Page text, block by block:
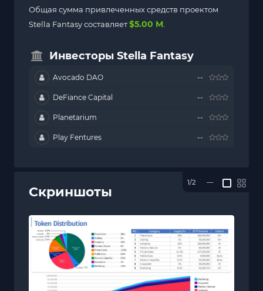
Общая сумма привлеченных средств проектом
Stella Fantasy составляет$5.00 M.
Инвесторы Stella Fantasy
Avocado DAO --
DeFiance Capital --
Planetarium --
Play Fentures --
Скриншоты
1/2 —